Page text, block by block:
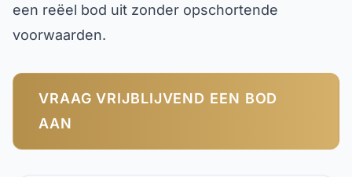
een reëel bod uit zonder opschortende
voorwaarden.
VRAAG VRIJBLIJVEND EEN BOD
AAN